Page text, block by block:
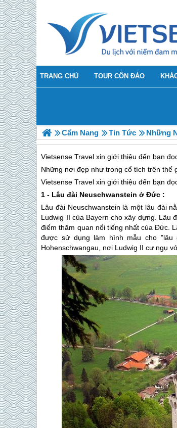
TRANG CHỦ TOUR CÔN ĐẢO
Cẩm Nang Tin Tức Những
Vietsense Travel xin giới thiệu đến bạn
Những nơi đẹp như trong cổ tích trên thế
Vietsense Travel xin giới thiệu đến bạn
1 - Lâu đài Neuschwanstein ở Đức :
Lâu đài Neuschwanstein là một lâu đài
Ludwig II của Bayern cho xây dựng. Lâu
điểm thăm quan nổi tiếng nhất của Đức.
được sử dụng làm hình mẫu cho "lâu
Hohenschwangau, nơi Ludwig II cư ngụ